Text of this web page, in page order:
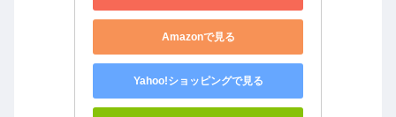
Amazonで見る
Yahoo!ショッピングで見る